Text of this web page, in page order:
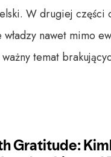
W drugiej części
nawet mimo
temat